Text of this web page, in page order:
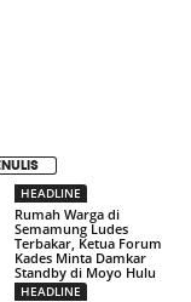
HEADLINE
Rumah Warga di
Semamung Ludes
Terbakar, Ketua Forum
Kades Minta Damkar
Standby di Moyo Hulu
HEADLINE